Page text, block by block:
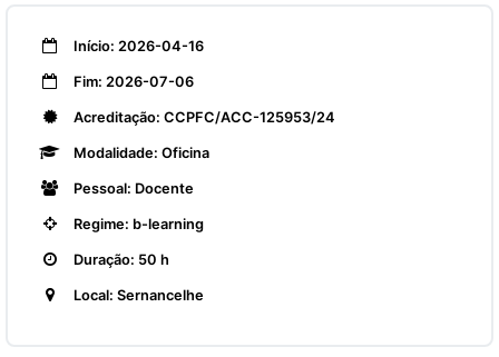
Início: 2026-04-16
Fim: 2026-07-06
Acreditação: CCPFC/ACC-125953/24
Modalidade: Oficina
Pessoal: Docente
Regime: b-learning
Duração: 50 h
Local: Sernancelhe